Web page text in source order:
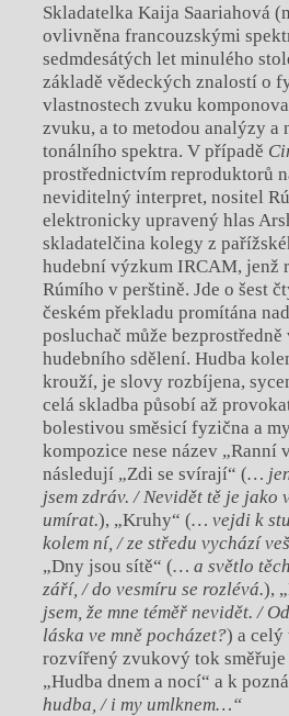
Skladatelka Kaija Saariahová
ovlivněna francouzskými
sedmdesátých let minulého
základě vědeckých znalostí o
vlastnostech zvuku
zvuku, a to metodou analýzy a
tonálního spektra. V případě
prostřednictvím reproduktorů
neviditelný interpret, nositel
elektronicky upravený hlas
skladatelčina kolegy z
hudební výzkum IRCAM, jenž
Rúmího v perštině. Jde o šest
českém překladu promítána
posluchač může
hudebního sdělení. Hudba
krouží, je slovy rozbíjena,
celá skladba působí až
bolestivou směsicí fyzična a
kompozice nese název „Ranní
následují „Zdi se svírají“ (…
jsem zdráv. / Nevidět tě je jako
umírat.), „Kruhy“ (… vejdi k
kolem ní, / ze středu vychází
„Dny jsou sítě“ (… a světlo
září, / do vesmíru se rozlévá.),
jsem, že mne téměř nevidět. /
láska ve mně pocházet?) a celý
rozvířený zvukový tok
„Hudba dnem a nocí“ a k
hudba, / i my umlknem…“